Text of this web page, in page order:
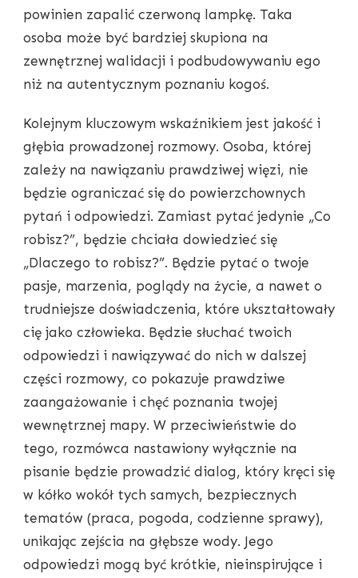
powinien zapalić czerwoną lampkę. Taka
osoba może być bardziej skupiona na
zewnętrznej walidacji i podbudowywaniu ego
niż na autentycznym poznaniu kogoś.
Kolejnym kluczowym wskaźnikiem jest jakość i
głębia prowadzonej rozmowy. Osoba, której
zależy na nawiązaniu prawdziwej więzi, nie
będzie ograniczać się do powierzchownych
pytań i odpowiedzi. Zamiast pytać jedynie „Co
robisz?”, będzie chciała dowiedzieć się
„Dlaczego to robisz?”. Będzie pytać o twoje
pasje, marzenia, poglądy na życie, a nawet o
trudniejsze doświadczenia, które ukształtowały
cię jako człowieka. Będzie słuchać twoich
odpowiedzi i nawiązywać do nich w dalszej
części rozmowy, co pokazuje prawdziwe
zaangażowanie i chęć poznania twojej
wewnętrznej mapy. W przeciwieństwie do
tego, rozmówca nastawiony wyłącznie na
pisanie będzie prowadzić dialog, który kręci się
w kółko wokół tych samych, bezpiecznych
tematów (praca, pogoda, codzienne sprawy),
unikając zejścia na głębsze wody. Jego
odpowiedzi mogą być krótkie, nieinspirujące i